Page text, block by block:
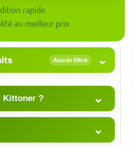
rapide
au meilleur prix
Aucun filtre ⌄
Kittoner ? ⌄
⌄